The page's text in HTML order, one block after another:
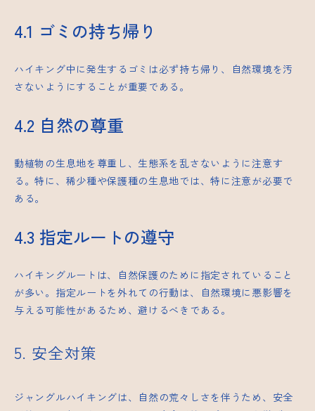
4.1 ゴミの持ち帰り
ハイキング中に発生するゴミは必ず持ち帰り、自然環境を汚
さないようにすることが重要である。
4.2 自然の尊重
動植物の生息地を尊重し、生態系を乱さないように注意す
る。特に、稀少種や保護種の生息地では、特に注意が必要で
ある。
4.3 指定ルートの遵守
ハイキングルートは、自然保護のために指定されていること
が多い。指定ルートを外れての行動は、自然環境に悪影響を
与える可能性があるため、避けるべきである。
5. 安全対策
ジャングルハイキングは、自然の荒々しさを伴うため、安全